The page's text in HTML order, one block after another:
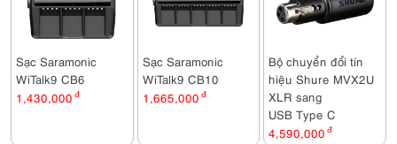
Sạc Saramonic
WiTalk9 CB6
1,430,000 đ
Sạc Saramonic
WiTalk9 CB10
1,665,000 đ
Bộ chuyển đổi tín
hiệu Shure MVX2U
XLR sang
USB Type C
4,590,000 đ